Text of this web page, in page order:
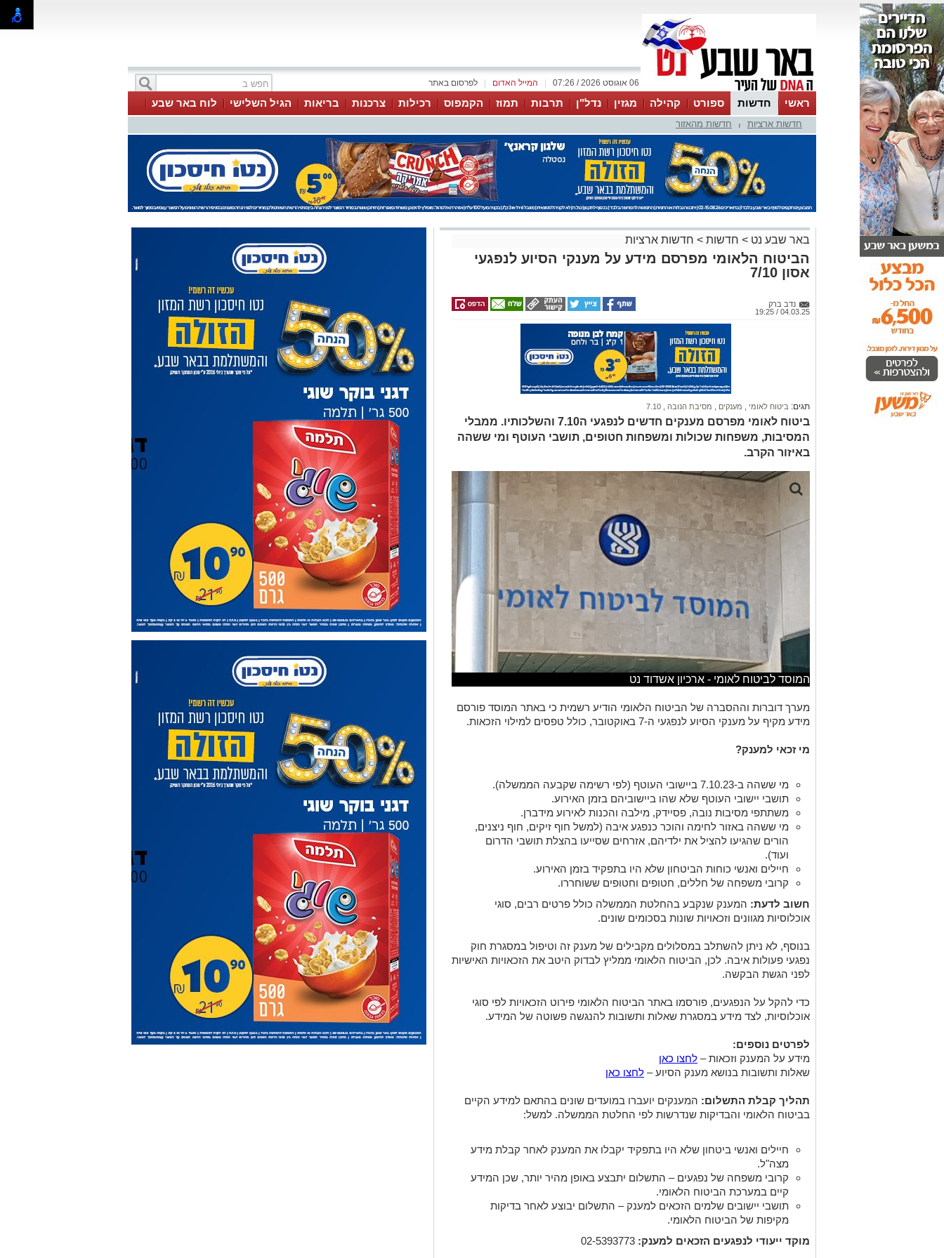
לפרסום באתר המייל האדום 06 אוגוסט 2026 / 07:26
ראשי חדשות ספורט קהילה מגזין נדל"ן תרבות תמוז הקמפוס רכילות צרכנות בריאות הגיל השלישי
לוח באר שבע
עסקים
טיפים והמלצותחדשות ארציות חדשות מהאזור
באר שבע נט > חדשות > חדשות ארציות
הביטוח הלאומי מפרסם מידע על מענקי הסיוע לנפגעי
אסון 7/10
נדב ברק
04.03.25 / 19:25
תגים: ביטוח לאומי מענקים מסיבת הנובה 7.10
ביטוח לאומי מפרסם מענקים חדשים לנפגעי ה7.10 והשלכותיו. ממבלי
המסיבות, משפחות שכולות ומשפחות חטופים, תושבי העוטף ומי ששהה
באיזור הקרב.
המוסד לביטוח לאומי - ארכיון אשדוד נט
מערך דוברות וההסברה של הביטוח הלאומי הודיע רשמית כי באתר המוסד פורסם
מידע מקיף על מענקי הסיוע לנפגעי ה-7 באוקטובר, כולל טפסים למילוי הזכאות.
מי זכאי למענק?
מי ששהה ב-7.10.23 ביישובי העוטף (לפי רשימה שקבעה הממשלה).
תושבי יישובי העוטף שלא שהו ביישוביהם בזמן האירוע.
משתתפי מסיבות נובה, פסיידק, מילבה והכנות לאירוע מידברן.
מי ששהה באזור לחימה והוכר כנפגע איבה (למשל חוף זיקים, חוף ניצנים,
הורים שהגיעו להציל את ילדיהם, אזרחים שסייעו בהצלת תושבי הדרום
ועוד).
חיילים ואנשי כוחות הביטחון שלא היו בתפקיד בזמן האירוע.
קרובי משפחה של חללים, חטופים וחטופים ששוחררו.
חשוב לדעת: המענק שנקבע בהחלטת הממשלה כולל פרטים רבים, סוגי
אוכלוסיות מגוונים וזכאויות שונות בסכומים שונים.
בנוסף, לא ניתן להשתלב במסלולים מקבילים של מענק זה וטיפול במסגרת חוק
נפגעי פעולות איבה. לכן, הביטוח הלאומי ממליץ לבדוק היטב את הזכאויות האישיות
לפני הגשת הבקשה.
כדי להקל על הנפגעים, פורסמו באתר הביטוח הלאומי פירוט הזכאויות לפי סוגי
אוכלוסיות, לצד מידע במסגרת שאלות ותשובות להנגשה פשוטה של המידע.
לפרטים נוספים:
מידע על המענק וזכאות – לחצו כאן
שאלות ותשובות בנושא מענק הסיוע – לחצו כאן
תהליך קבלת התשלום: המענקים יועברו במועדים שונים בהתאם למידע הקיים
בביטוח הלאומי והבדיקות שנדרשות לפי החלטת הממשלה. למשל:
חיילים ואנשי ביטחון שלא היו בתפקיד יקבלו את המענק לאחר קבלת מידע
מצה"ל.
קרובי משפחה של נפגעים – התשלום יתבצע באופן מהיר יותר, שכן המידע
קיים במערכת הביטוח הלאומי.
תושבי יישובים שלמים הזכאים למענק – התשלום יבוצע לאחר בדיקות
מקיפות של הביטוח הלאומי.
מוקד ייעודי לנפגעים הזכאים למענק: